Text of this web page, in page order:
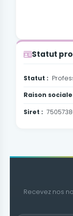
Statut
Statut :
Raison sociale
Siret :
Recevez nos